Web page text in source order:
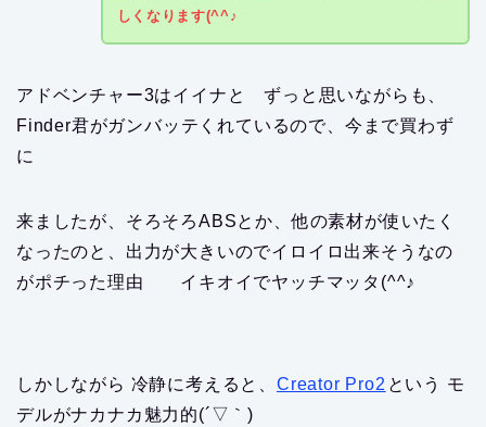
しくなります(^^♪
アドベンチャー3はイイナと ずっと思いながらも、
Finder君がガンバッテくれているので、今まで買わず
に
来ましたが、そろそろABSとか、他の素材が使いたく
なったのと、出力が大きいのでイロイロ出来そうなの
がポチった理由 イキオイでヤッチマッタ(^^♪
しかしながら 冷静に考えると、Creator Pro2 という モ
デルがナカナカ魅力的(´▽｀)